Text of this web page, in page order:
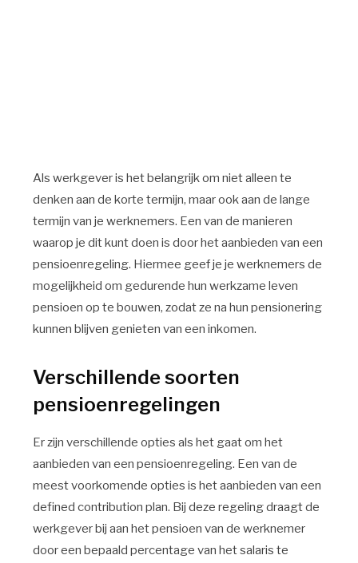
Als werkgever is het belangrijk om niet alleen te
denken aan de korte termijn, maar ook aan de lange
termijn van je werknemers. Een van de manieren
waarop je dit kunt doen is door het aanbieden van een
pensioenregeling. Hiermee geef je je werknemers de
mogelijkheid om gedurende hun werkzame leven
pensioen op te bouwen, zodat ze na hun pensionering
kunnen blijven genieten van een inkomen.
Verschillende soorten
pensioenregelingen
Er zijn verschillende opties als het gaat om het
aanbieden van een pensioenregeling. Een van de
meest voorkomende opties is het aanbieden van een
defined contribution plan. Bij deze regeling draagt de
werkgever bij aan het pensioen van de werknemer
door een bepaald percentage van het salaris te